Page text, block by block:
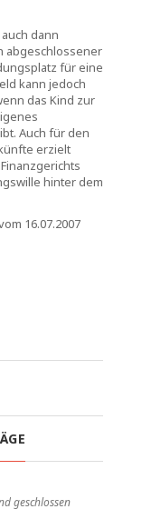
dann
abgeschlossener
für eine
kann jedoch
das Kind zur
Auch für den
erzielt
hinter dem
16.07.2007
geschlossen